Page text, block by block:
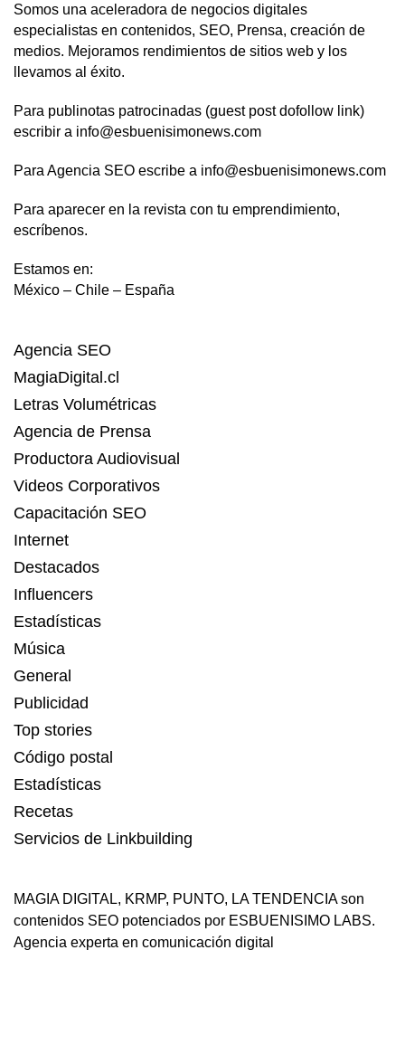
Somos una aceleradora de negocios digitales
especialistas en contenidos, SEO, Prensa, creación de
medios. Mejoramos rendimientos de sitios web y los
llevamos al éxito.
Para publinotas patrocinadas (guest post dofollow link)
escribir a info@esbuenisimonews.com
Para Agencia SEO escribe a info@esbuenisimonews.com
Para aparecer en la revista con tu emprendimiento,
escríbenos.
Estamos en:
México – Chile – España
Agencia SEO
MagiaDigital.cl
Letras Volumétricas
Agencia de Prensa
Productora Audiovisual
Videos Corporativos
Capacitación SEO
Internet
Destacados
Influencers
Estadísticas
Música
General
Publicidad
Top stories
Código postal
Estadísticas
Recetas
Servicios de Linkbuilding
MAGIA DIGITAL, KRMP, PUNTO, LA TENDENCIAson
contenidos SEO potenciados por ESBUENISIMO LABS.
Agencia experta en comunicación digital